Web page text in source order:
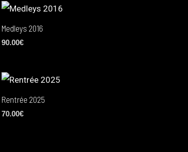
Medleys 2016
90.00€
Rentrée 2025
70.00€